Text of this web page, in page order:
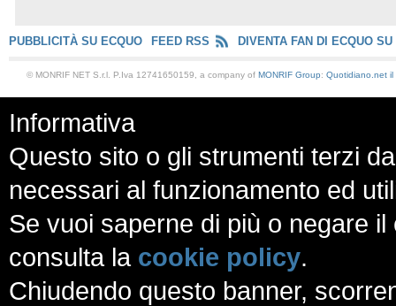
PUBBLICITÀ SU ECQUO FEED RSS DIVENTA FAN DI ECQUO SU
© MONRIF NET S.r.l. P.Iva 12741650159, a company of MONRIF Group: Quotidiano.net il
Informativa
Questo sito o gli strumenti terzi
necessari al funzionamento ed
Se vuoi saperne di più o negare
consulta la cookie policy.
Chiudendo questo banner,